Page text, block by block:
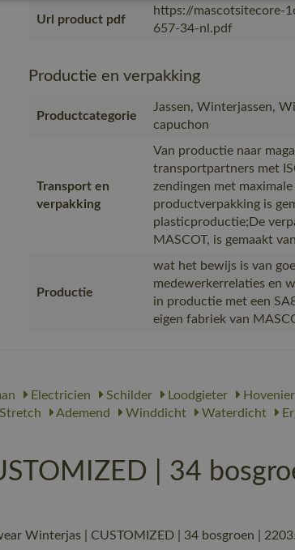
Url product pdf
https://mascotsitecore-
657-34-nl.pdf
Productie en verpakking
Productcategorie
Jassen, Winterjassen,
capuchon
Transport en
verpakking
Van productie naar
transportpartners met
zendingen met
productverpakking is
plasticproductie;De
MASCOT, is gemaakt
Productie
wat het bewijs is van
medewerkerrelaties en
in productie met een
eigen fabriek van
Electricien Schilder Loodgieter Hovenier
Ademend Winddicht Waterdicht
| 34
Winterjas | CUSTOMIZED | 34 bosgroen |